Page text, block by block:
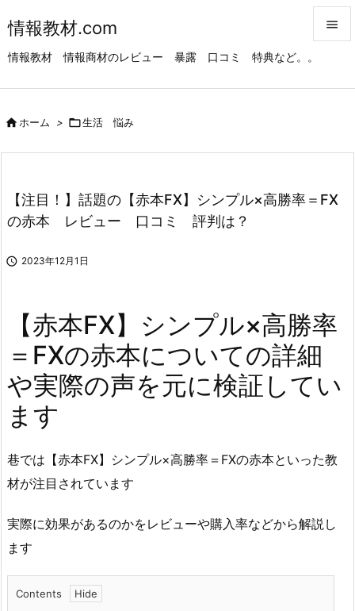
情報教材.com
情報教材 情報商材のレビュー 暴露 口コミ 特典など。。

前へ
次へ
ホーム > 生活 悩み
【注目！】話題の【赤本FX】シンプル×高勝率＝FX
の赤本 レビュー 口コミ 評判は？
 2023年12月1日
【赤本FX】シンプル×高勝率
＝FXの赤本についての詳細
や実際の声を元に検証してい
ます
巷では【赤本FX】シンプル×高勝率＝FXの赤本といった教
材が注目されています
実際に効果があるのかをレビューや購入率などから解説し
ます
Contents